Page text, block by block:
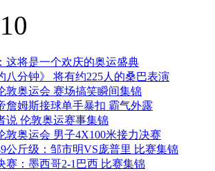
这将是一个欢庆的奥运盛典
八分钟》 将有约225人的桑巴表演
敦奥运会 赛场搞笑瞬间集锦
詹姆斯接球单手暴扣 霸气外露
说 伦敦奥运赛事集锦
敦奥运会 男子4X100米接力决赛
公斤级：邹市明VS庞普里 比赛集锦
赛：墨西哥2-1巴西 比赛集锦